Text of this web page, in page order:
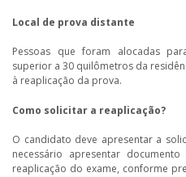
Local de prova distante
Pessoas que foram alocadas
superior a 30 quilômetros da
à reaplicação da prova.
Como solicitar a reaplicação?
O candidato deve apresentar a
necessário apresentar
reaplicação do exame, conforme